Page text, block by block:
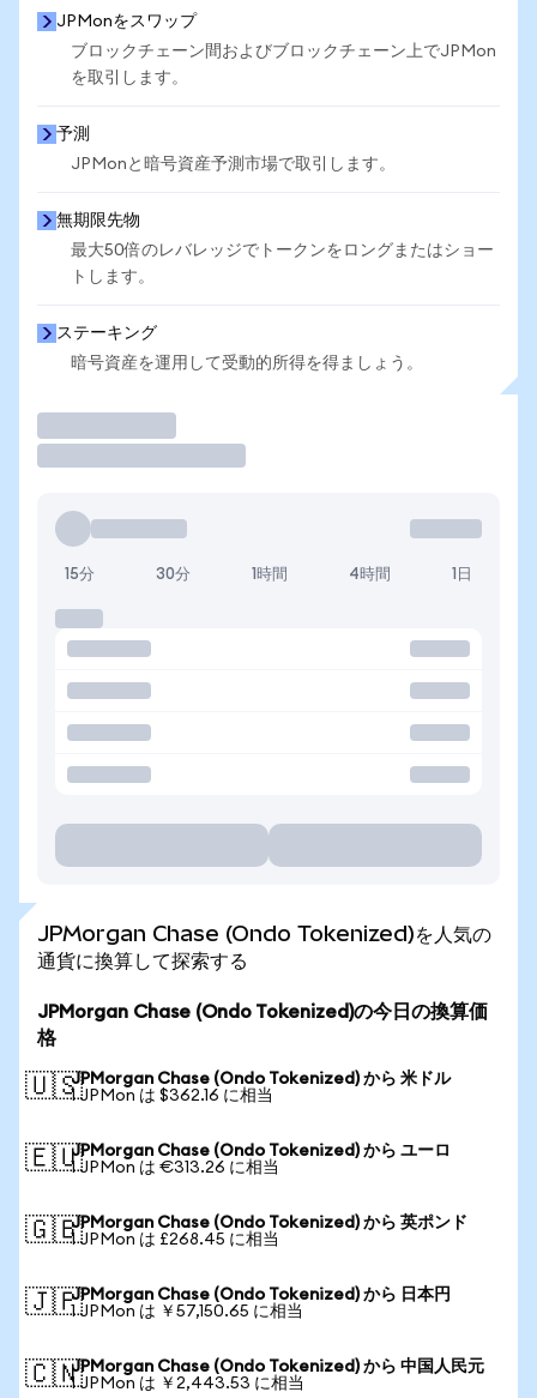
JPMonをスワップ
ブロックチェーン間およびブロックチェーン上でJPMon
を取引します。
予測
JPMonと暗号資産予測市場で取引します。
無期限先物
最大50倍のレバレッジでトークンをロングまたはショー
トします。
ステーキング
暗号資産を運用して受動的所得を得ましょう。
15分 30分 1時間 4時間 1日
JPMorgan Chase (Ondo Tokenized)を人気の
通貨に換算して探索する
JPMorgan Chase (Ondo Tokenized)の今日の換算価
格
🇺🇸JPMorgan Chase (Ondo Tokenized) から 米ドル
1 JPMon は $362.16 に相当
🇪🇺JPMorgan Chase (Ondo Tokenized) から ユーロ
1 JPMon は €313.26 に相当
🇬🇧JPMorgan Chase (Ondo Tokenized) から 英ポンド
1 JPMon は £268.45 に相当
🇯🇵JPMorgan Chase (Ondo Tokenized) から 日本円
1 JPMon は ￥57,150.65 に相当
🇨🇳JPMorgan Chase (Ondo Tokenized) から 中国人民元
1 JPMon は ￥2,443.53 に相当